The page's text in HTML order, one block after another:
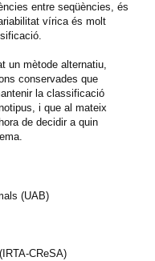
entre seqüències, és
vírica és molt
un mètode alternatiu,
conservades que
la classificació
i que al mateix
de decidir a quin
(UAB)
CReSA)